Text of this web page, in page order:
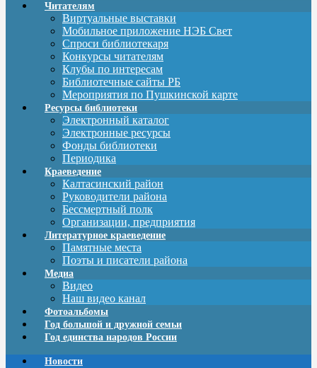
Читателям
Виртуальные выставки
Мобильное приложение НЭБ Свет
Спроси библиотекаря
Конкурсы читателям
Клубы по интересам
Библиотечные сайты РБ
Мероприятия по Пушкинской карте
Ресурсы библиотеки
Электронный каталог
Электронные ресурсы
Фонды библиотеки
Периодика
Краеведение
Калтасинский район
Руководители района
Бессмертный полк
Организации, предприятия
Литературное краеведение
Памятные места
Поэты и писатели района
Медиа
Видео
Наш видео канал
Фотоальбомы
Год большой и дружной семьи
Год единства народов России
Новости